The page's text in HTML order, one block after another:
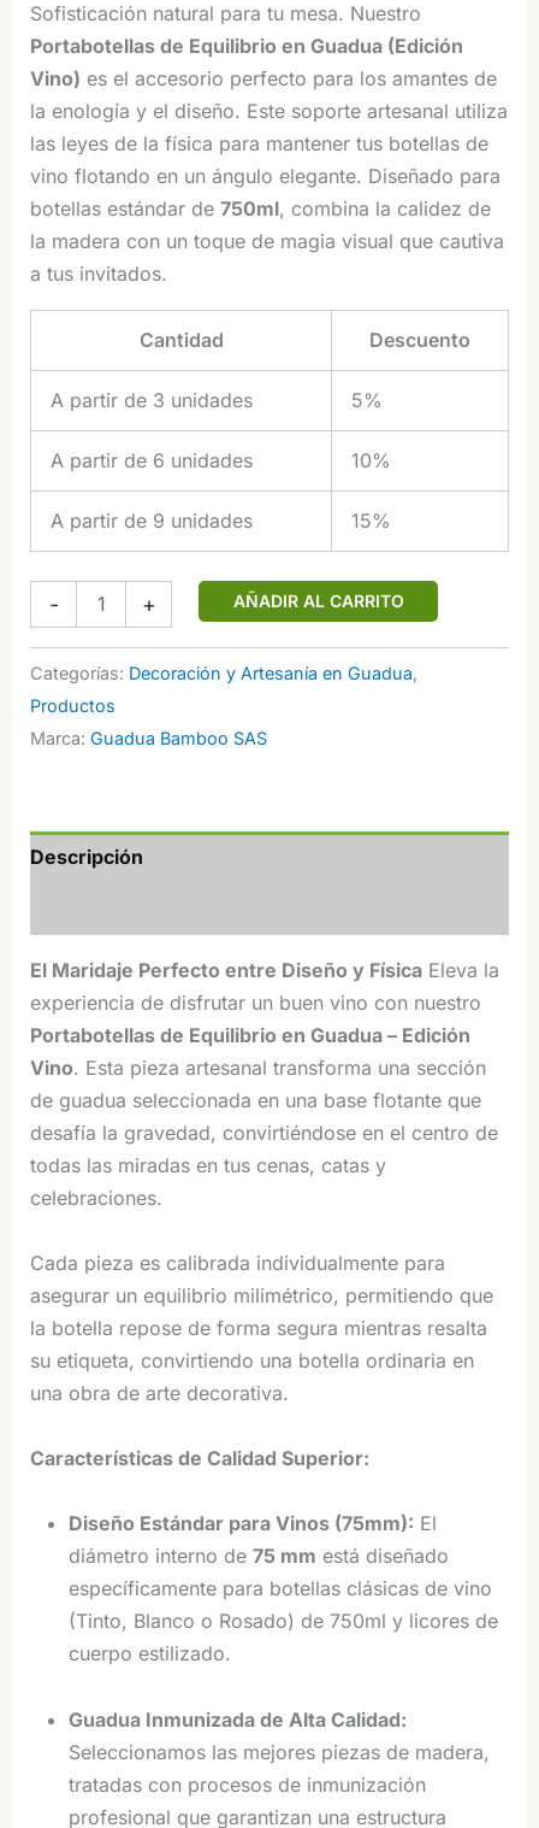
4.50sobre
5 basado
en
puntuaciones
de clientes
Sofisticación natural para tu mesa. Nuestro
Portabotellas de Equilibrio en Guadua (Edición
Vino) es el accesorio perfecto para los amantes de
la enología y el diseño. Este soporte artesanal utiliza
las leyes de la física para mantener tus botellas de
vino flotando en un ángulo elegante. Diseñado para
botellas estándar de 750ml, combina la calidez de
la madera con un toque de magia visual que cautiva
a tus invitados.
Cantidad Descuento
A partir de 3 unidades 5%
A partir de 6 unidades 10%
A partir de 9 unidades 15%
-
Portabotellas
de
Equilibrio
en
Bambú
Vino
+ AÑADIR AL CARRITO
Categorías: Decoración y Artesanía en Guadua,
Productos
Marca: Guadua Bamboo SAS
Descripción
El Maridaje Perfecto entre Diseño y Física Eleva la
experiencia de disfrutar un buen vino con nuestro
Portabotellas de Equilibrio en Guadua – Edición
Vino. Esta pieza artesanal transforma una sección
de guadua seleccionada en una base flotante que
desafía la gravedad, convirtiéndose en el centro de
todas las miradas en tus cenas, catas y
celebraciones.
Cada pieza es calibrada individualmente para
asegurar un equilibrio milimétrico, permitiendo que
la botella repose de forma segura mientras resalta
su etiqueta, convirtiendo una botella ordinaria en
una obra de arte decorativa.
Características de Calidad Superior:
Diseño Estándar para Vinos (75mm): El
diámetro interno de 75 mm está diseñado
específicamente para botellas clásicas de vino
(Tinto, Blanco o Rosado) de 750ml y licores de
cuerpo estilizado.
Guadua Inmunizada de Alta Calidad:
Seleccionamos las mejores piezas de madera,
tratadas con procesos de inmunización
profesional que garantizan una estructura